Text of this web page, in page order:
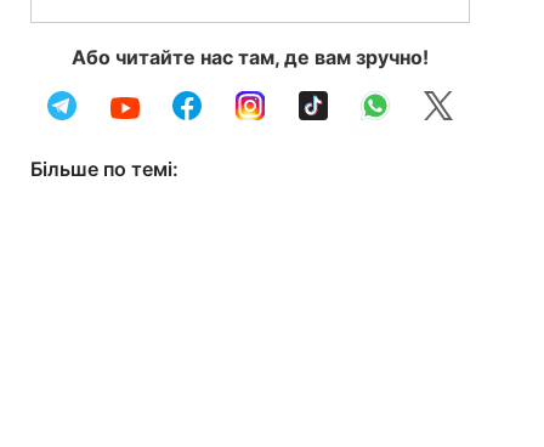
Або читайте нас там, де вам зручно!
Більше по темі: